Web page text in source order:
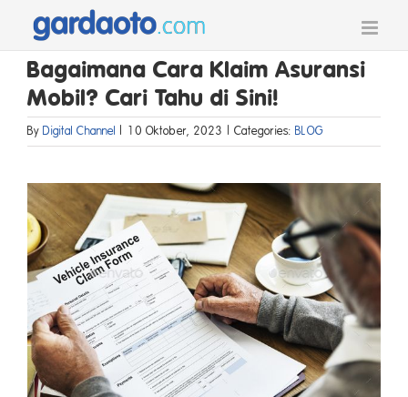
content
Bagaimana Cara Klaim Asuransi
Mobil? Cari Tahu di Sini!
By Digital Channel | 10 Oktober, 2023 | Categories: BLOG